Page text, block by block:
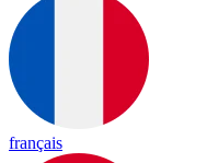
français